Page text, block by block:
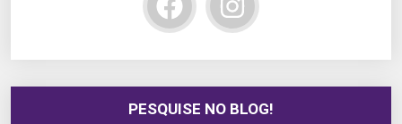
PESQUISE NO BLOG!